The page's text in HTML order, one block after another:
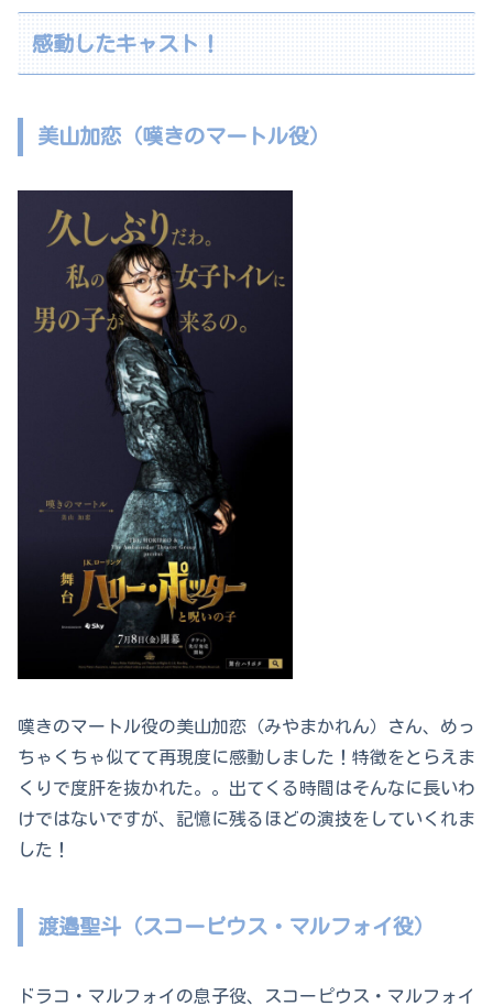
感動したキャスト！
美山加恋（嘆きのマートル役）
嘆きのマートル役の美山加恋（みやまかれん）さん、めっ
ちゃくちゃ似てて再現度に感動しました！特徴をとらえま
くりで度肝を抜かれた。。出てくる時間はそんなに長いわ
けではないですが、記憶に残るほどの演技をしていくれま
した！
渡邉聖斗（スコーピウス・マルフォイ役）
ドラコ・マルフォイの息子役、スコーピウス・マルフォイ